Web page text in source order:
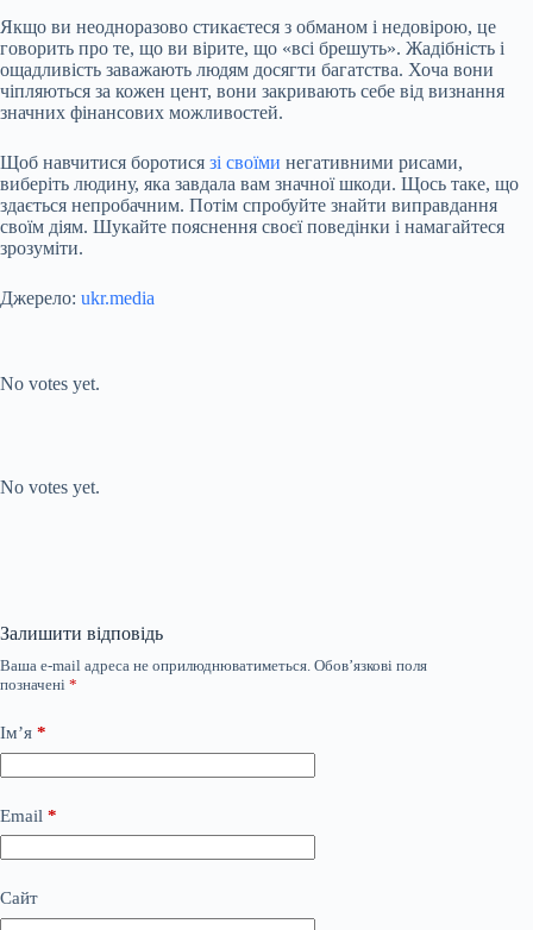
Якщо ви неодноразово стикаєтеся з обманом і недовірою, це
говорить про те, що ви вірите, що «всі брешуть». Жадібність і
ощадливість заважають людям досягти багатства. Хоча вони
чіпляються за кожен цент, вони закривають себе від визнання
значних фінансових можливостей.
Щоб навчитися боротися зі своїми негативними рисами,
виберіть людину, яка завдала вам значної шкоди. Щось таке, що
здається непробачним. Потім спробуйте знайти виправдання
своїм діям. Шукайте пояснення своєї поведінки і намагайтеся
зрозуміти.
Джерело: ukr.media
No votes yet.
No votes yet.
Залишити відповідь
Ваша e-mail адреса не оприлюднюватиметься. Обов’язкові поля
позначені *
Ім’я *
Email *
Сайт